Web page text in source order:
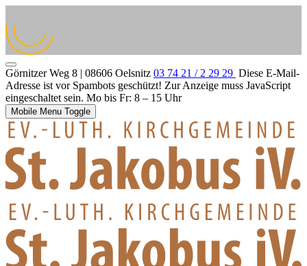
Görnitzer Weg 8 | 08606 Oelsnitz 03 74 21 / 2 29 29 Diese E-Mail-
Adresse ist vor Spambots geschützt! Zur Anzeige muss JavaScript
eingeschaltet sein. Mo bis Fr: 8 – 15 Uhr
Mobile Menu Toggle